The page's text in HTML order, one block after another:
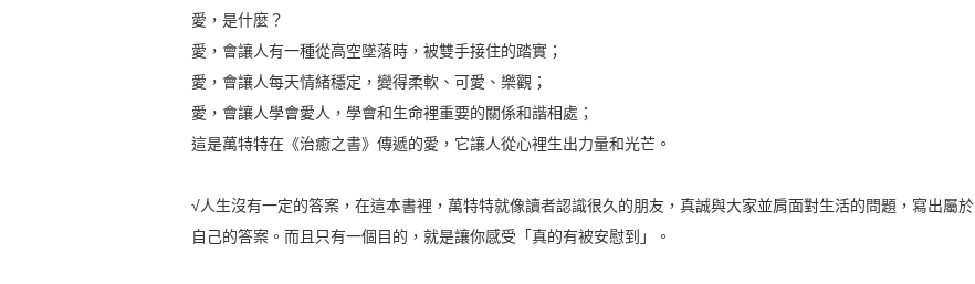
愛，是什麼？
愛，會讓人有一種從高空墜落時，被雙手接住的踏實；
愛，會讓人每天情緒穩定，變得柔軟、可愛、樂觀；
愛，會讓人學會愛人，學會和生命裡重要的關係和諧相處；
這是萬特特在《治癒之書》傳遞的愛，它讓人從心裡生出力量和光芒。
√人生沒有一定的答案，在這本書裡，萬特特就像讀者認識很久的朋友，真誠與大家並肩面對生活的問題，寫出屬於
自己的答案。而且只有一個目的，就是讓你感受「真的有被安慰到」。